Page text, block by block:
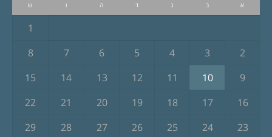
א ב ג ד ה ו ש
1
2
3
4
5
6
7
8
9
10
11
12
13
14
15
16
17
18
19
20
21
22
23
24
25
26
27
28
29